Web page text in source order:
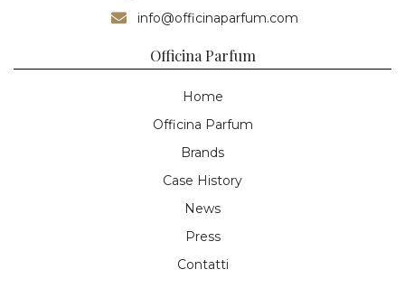
info@officinaparfum.com
Officina Parfum
Home
Officina Parfum
Brands
Case History
News
Press
Contatti